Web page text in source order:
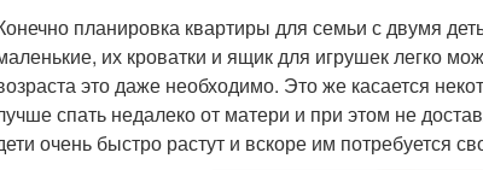
планировка квартиры для семьи с двумя
их кроватки и ящик для игрушек легко
это даже необходимо. Это же касается
спать недалеко от матери и при этом не
очень быстро растут и вскоре им потребуется